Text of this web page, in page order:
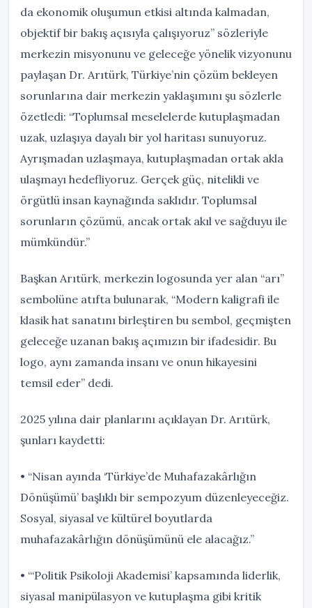
da ekonomik oluşumun etkisi altında kalmadan,
objektif bir bakış açısıyla çalışıyoruz” sözleriyle
merkezin misyonunu ve geleceğe yönelik vizyonunu
paylaşan Dr. Arıtürk, Türkiye’nin çözüm bekleyen
sorunlarına dair merkezin yaklaşımını şu sözlerle
özetledi: “Toplumsal meselelerde kutuplaşmadan
uzak, uzlaşıya dayalı bir yol haritası sunuyoruz.
Ayrışmadan uzlaşmaya, kutuplaşmadan ortak akla
ulaşmayı hedefliyoruz. Gerçek güç, nitelikli ve
örgütlü insan kaynağında saklıdır. Toplumsal
sorunların çözümü, ancak ortak akıl ve sağduyu ile
mümkündür.”
Başkan Arıtürk, merkezin logosunda yer alan “arı”
sembolüne atıfta bulunarak, “Modern kaligrafi ile
klasik hat sanatını birleştiren bu sembol, geçmişten
geleceğe uzanan bakış açımızın bir ifadesidir. Bu
logo, aynı zamanda insanı ve onun hikayesini
temsil eder” dedi.
2025 yılına dair planlarını açıklayan Dr. Arıtürk,
şunları kaydetti:
• “Nisan ayında ‘Türkiye’de Muhafazakârlığın
Dönüşümü’ başlıklı bir sempozyum düzenleyeceğiz.
Sosyal, siyasal ve kültürel boyutlarda
muhafazakârlığın dönüşümünü ele alacağız.”
• “‘Politik Psikoloji Akademisi’ kapsamında liderlik,
siyasal manipülasyon ve kutuplaşma gibi kritik